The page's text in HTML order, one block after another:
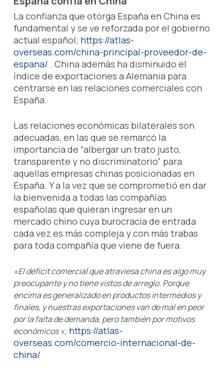
La confianza que otorga España en China es
fundamental y se ve reforzada por el gobierno
actual español; https://atlas-
overseas.com/china-principal-proveedor-de-
espana/ . China además ha disminuido el
índice de exportaciones a Alemania para
centrarse en las relaciones comerciales con
España.
Las relaciones económicas bilaterales son
adecuadas, en las que se remarcó la
importancia de “albergar un trato justo,
transparente y no discriminatorio” para
aquellas empresas chinas posicionadas en
España. Y a la vez que se comprometió en dar
la bienvenida a todas las compañías
españolas que quieran ingresar en un
mercado chino cuya burocracia de entrada
cada vez es más compleja y con más trabas
para toda compañía que viene de fuera.
«El déficit comercial que atraviesa china es algo muy
preocupante y no tiene vistos de arreglo. Porque
encima es generalizado en productos intermedios y
finales, y nuestras exportaciones van de mal en peor
por la falta de demanda, pero también por motivos
económicos «; https://atlas-
overseas.com/comercio-internacional-de-
china/